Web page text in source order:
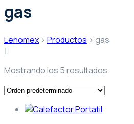
gas
Lenomex > Productos > gas
Mostrando los 5 resultados